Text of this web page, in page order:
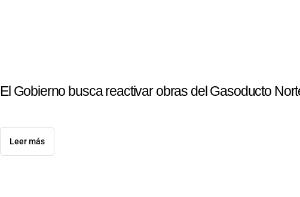
El Gobierno busca reactivar obras del Gasoducto
Leer más